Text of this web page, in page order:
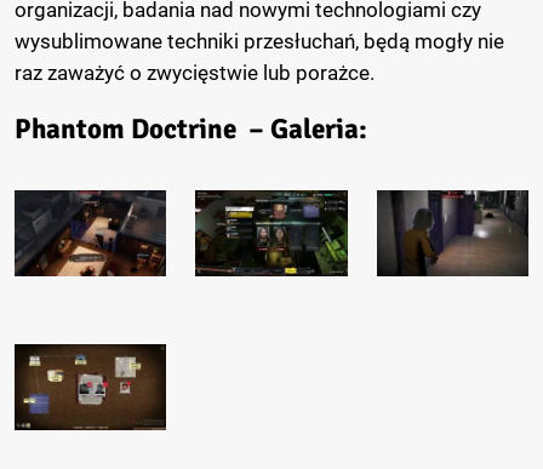
organizacji, badania nad nowymi technologiami czy
wysublimowane techniki przesłuchań, będą mogły nie
raz zaważyć o zwycięstwie lub porażce.
Phantom Doctrine – Galeria: